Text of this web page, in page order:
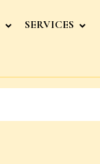
SERVICES